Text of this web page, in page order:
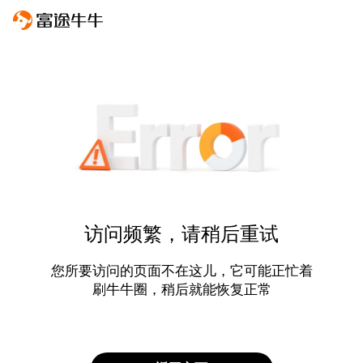
访问频繁，请稍后重试
您所要访问的页面不在这儿，它可能正忙着
刷牛牛圈，稍后就能恢复正常